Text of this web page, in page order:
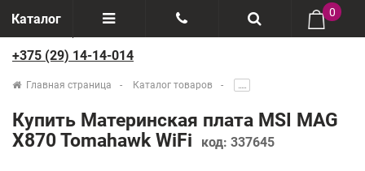
Каталог
Отзывы
Производители
+375(29) 888-44-44
0
+375 (29) 14-14-014
Главная страница Каталог товаров .....
Купить Материнская плата MSI MAG
X870 Tomahawk WiFi
код: 337645